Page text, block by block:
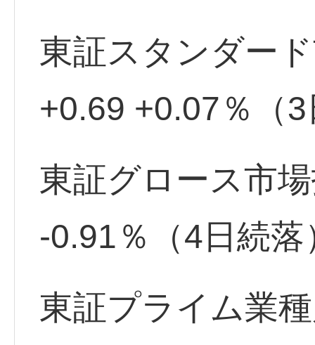
東証スタンダー
+0.69 +0.07％（
東証グロース市
-0.91％（4日続落
東証プライム業